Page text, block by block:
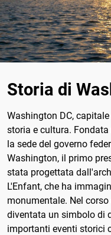
Storia di
Washington DC,
storia e cultura. Fondata
la sede del governo
Washington, il primo
stata progettata
L'Enfant, che ha
monumentale. Nel
diventata un simbolo di
importanti eventi storici